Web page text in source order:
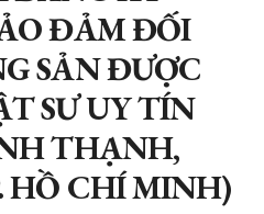
ĐẢM ĐỐI
SẢN ĐƯỢC
SƯ UY TÍN
THẠNH,
HỒ CHÍ MINH)